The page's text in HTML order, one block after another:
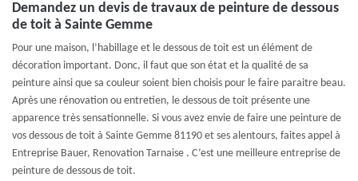
Demandez un devis de travaux de peinture de dessous
de toit à Sainte Gemme
Pour une maison, l’habillage et le dessous de toit est un élément de
décoration important. Donc, il faut que son état et la qualité de sa
peinture ainsi que sa couleur soient bien choisis pour le faire paraitre beau.
Après une rénovation ou entretien, le dessous de toit présente une
apparence très sensationnelle. Si vous avez envie de faire une peinture de
vos dessous de toit à Sainte Gemme 81190 et ses alentours, faites appel à
Entreprise Bauer, Renovation Tarnaise . C’est une meilleure entreprise de
peinture de dessous de toit.